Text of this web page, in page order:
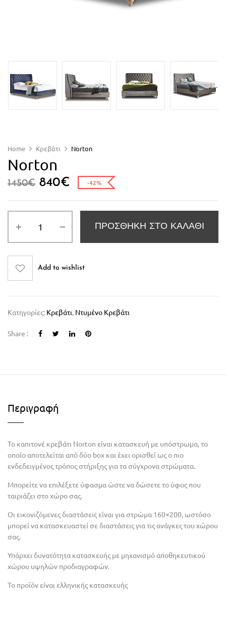
Home Κρεβάτι Norton
Norton
1450€ 840€ -42%
ΠΡΟΣΘΉΚΗ ΣΤΟ ΚΑΛΆΘΙ
Add to wishlist
Κατηγορίες: Κρεβάτι, Ντυμένο Κρεβάτι
Share :
Περιγραφή
Το καπιτονέ κρεβάτι Norton είναι κατασκευή με υπόστρωμα, το
οποίο αποτελείται από δύο box και έχει ορισθεί ως ο πιο
ενδεδειγμένος τρόπος στήριξης για τα σύγχρονα στρώματα.
Μπορείτε να επιλέξετε ύφασμα ώστε να δώσετε το ύφος που
ταιριάζει στο χώρο σας.
Οι εικονιζόμενες διαστάσεις είναι για στρώμα 160×200, ωστόσο
μπορεί να κατασκευαστεί σε διαστάσεις για τις ανάγκες του χώρου
σας.
Υπάρχει δυνατότητα κατασκευής με μηχανισμό αποθηκευτικού
χώρου υψηλών προδιαγραφών.
Το προϊόν είναι ελληνικής κατασκευής